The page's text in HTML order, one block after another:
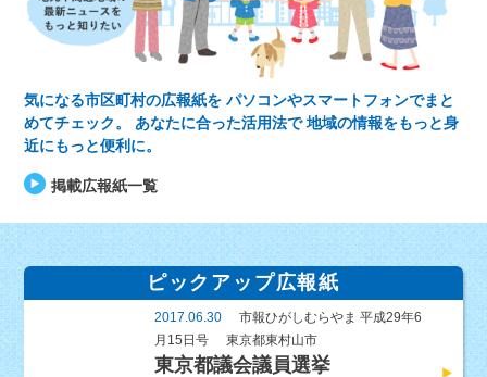
気になる市区町村の広報紙を パソコンやスマートフォンでまと
めてチェック。
あなたに合った活用法で地域の情報をもっと身
近にもっと便利に。
掲載広報紙一覧
ピックアップ広報紙
2017.06.30
市報ひがしむらやま 平成29年6
月15日号
東京都東村山市
東京都議会議員選挙